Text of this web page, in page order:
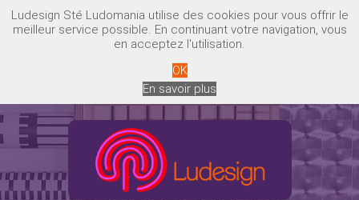
Ludesign Sté Ludomania utilise des cookies pour vous offrir le
meilleur service possible. En continuant votre navigation, vous
en acceptez l'utilisation.
OK
En savoir plus